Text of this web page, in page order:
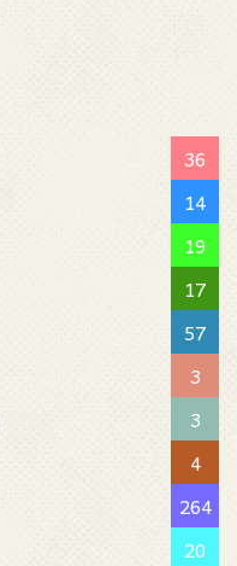
36
14
19
17
57
3
3
4
264
20